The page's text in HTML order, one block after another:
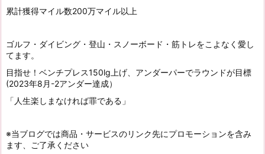
累計獲得マイル数200万マイル以上
ゴルフ・ダイビング・登山・スノーボード・筋トレをこよなく愛し
てます。
目指せ！ベンチプレス150lg上げ、アンダーパーでラウンドが目標
(2023年8月-2アンダー達成）
「人生楽しまなければ罪である」
※当ブログでは商品・サービスのリンク先にプロモーションを含み
ます、ご了承ください